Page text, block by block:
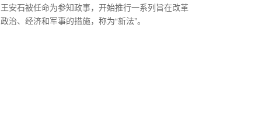
王安石被任命为参知政事，开始推行一系列旨在改革
政治、经济和军事的措施，称为“新法”。